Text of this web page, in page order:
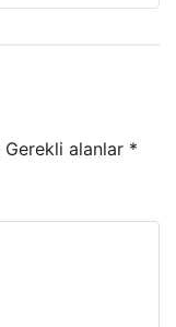
Gerekli alanlar *